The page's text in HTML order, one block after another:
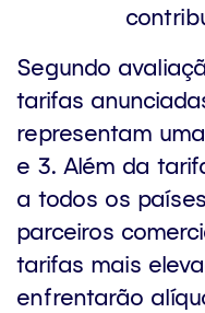
Segundo
tarifas
representam
e 3. Além da
a todos os
parceiros
tarifas mais
enfrentarão